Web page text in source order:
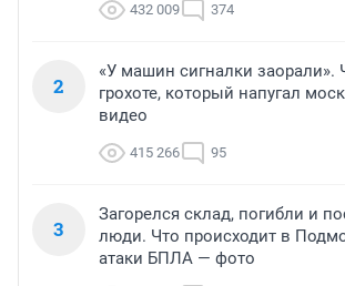
432 009 374
2
«У машин сигналки заорали».
грохоте, который напугал
видео
415 266 95
3
Загорелся склад, погибли и
люди. Что происходит в
атаки БПЛА — фото